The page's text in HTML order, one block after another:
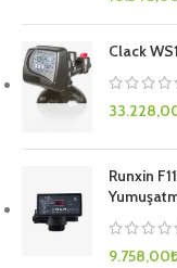
Clack
Runxin
9.758,00